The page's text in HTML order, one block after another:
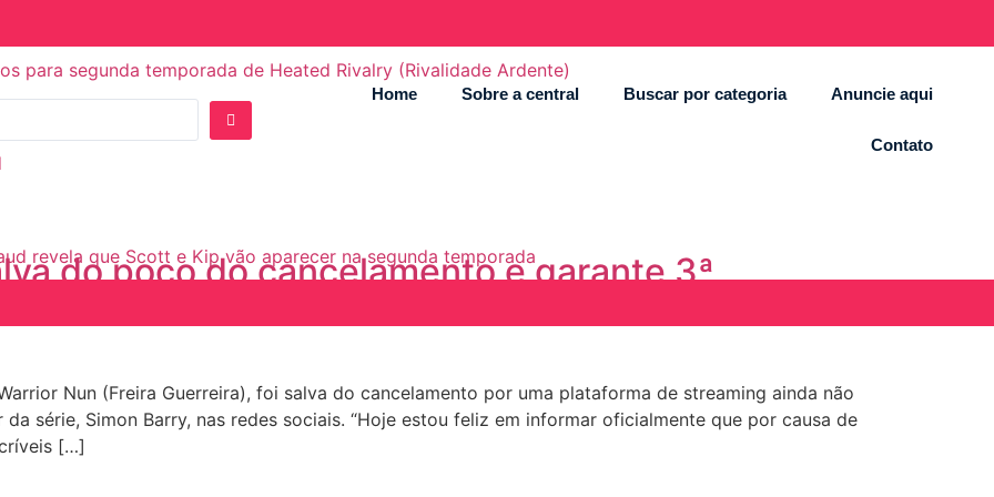
para segunda temporada de Heated Rivalry (Rivalidade Ardente)
revela que Scott e Kip vão aparecer na segunda temporada
Home Sobre a central Buscar por categoria Anuncie aqui
Contato
do poço do cancelamento e garante 3ª
Nun (Freira Guerreira), foi salva do cancelamento por uma plataforma de streaming ainda não
série, Simon Barry, nas redes sociais. “Hoje estou feliz em informar oficialmente que por causa de
[…]